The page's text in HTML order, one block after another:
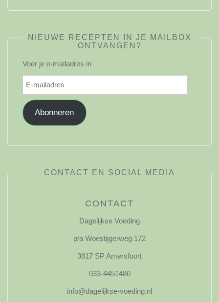
NIEUWE RECEPTEN IN JE MAILBOX
ONTVANGEN?
Voer je e-mailadres in
E-
mailadres
Abonneren
CONTACT EN SOCIAL MEDIA
CONTACT
Dagelijkse Voeding
p/a Woestijgerweg 172
3817 SP Amersfoort
033-4451480
info@dagelijkse-voeding.nl